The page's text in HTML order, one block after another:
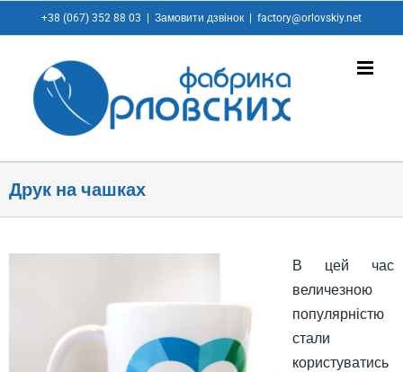
+38 (067) 352 88 03 Замовити дзвінок factory@orlovskiy.net
Друк на чашках
В цей час
величезною
популярністю
стали
користуватись